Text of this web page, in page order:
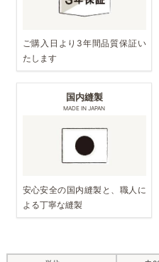
ご購入日より3年間品質保証い
たします
国内縫製
MADE IN JAPAN
安心安全の国内縫製と、職人に
よる丁寧な縫製